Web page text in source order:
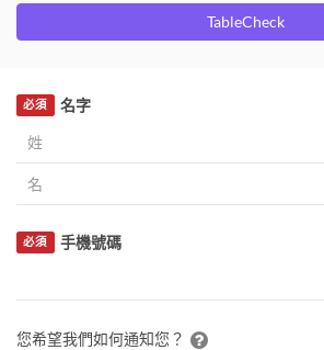
TableCheck
名字
必須
手機號碼
必須
您希望我們如何通知您？